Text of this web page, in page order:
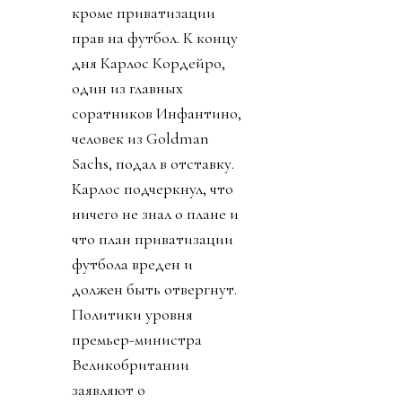
кроме приватизации
прав на футбол. К концу
дня Карлос Кордейро,
один из главных
соратников Инфантино,
человек из Goldman
Sachs, подал в отставку.
Карлос подчеркнул, что
ничего не знал о плане и
что план приватизации
футбола вреден и
должен быть отвергнут.
Политики уровня
премьер-министра
Великобритании
заявляют о